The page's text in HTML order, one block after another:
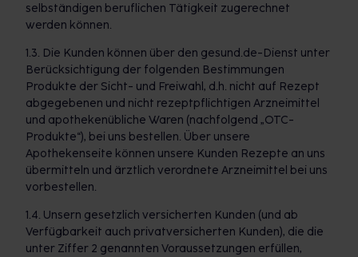
selbständigen beruflichen Tätigkeit zugerechnet
werden können.
1.3. Die Kunden können über den gesund.de-Dienst unter
Berücksichtigung der folgenden Bestimmungen
Produkte der Sicht- und Freiwahl, d.h. nicht auf Rezept
abgegebenen und nicht rezeptpflichtigen Arzneimittel
und apothekenübliche Waren (nachfolgend „OTC-
Produkte“), bei uns bestellen. Über unsere
Apothekenseite können unsere Kunden Rezepte an uns
übermitteln und ärztlich verordnete Arzneimittel bei uns
vorbestellen.
1.4. Unsern gesetzlich versicherten Kunden (und ab
Verfügbarkeit auch privatversicherten Kunden), die die
unter Ziffer 2 genannten Voraussetzungen erfüllen,